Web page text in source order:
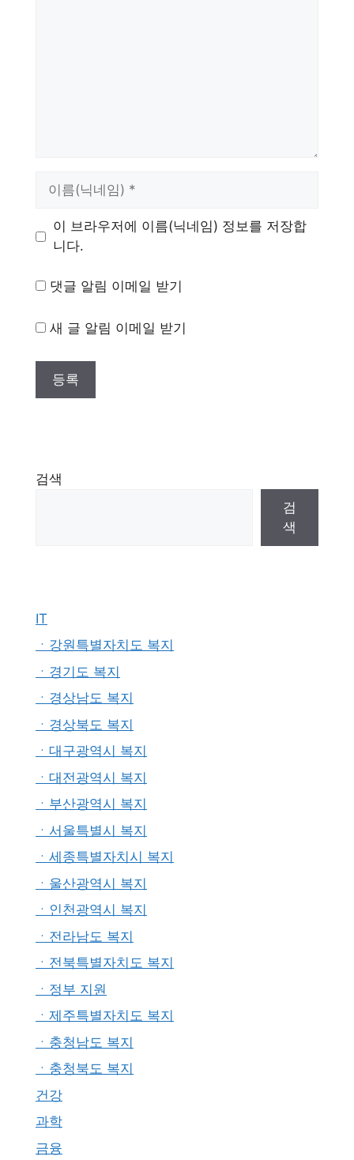
이 브라우저에 이름(닉네임) 정보를 저장합
니다.
댓글 알림 이메일 받기
새 글 알림 이메일 받기
검색
검
색
IT
ㆍ강원특별자치도 복지
ㆍ경기도 복지
ㆍ경상남도 복지
ㆍ경상북도 복지
ㆍ대구광역시 복지
ㆍ대전광역시 복지
ㆍ부산광역시 복지
ㆍ서울특별시 복지
ㆍ세종특별자치시 복지
ㆍ울산광역시 복지
ㆍ인천광역시 복지
ㆍ전라남도 복지
ㆍ전북특별자치도 복지
ㆍ정부 지원
ㆍ제주특별자치도 복지
ㆍ충청남도 복지
ㆍ충청북도 복지
건강
과학
금융